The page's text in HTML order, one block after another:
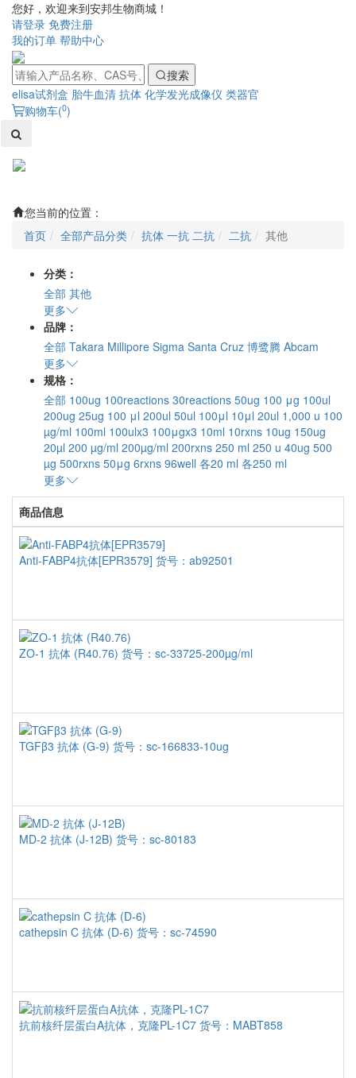
您好，欢迎来到安邦生物商城！
请登录 免费注册
我的订单 帮助中心
搜索
elisa试剂盒 胎牛血清 抗体 化学发光成像仪 类器官
购物车(0)
您当前的位置：
首页
全部产品分类 抗体 一抗 二抗 二抗 其他
分类：
全部 其他
更多
品牌：
全部 Takara Millipore Sigma Santa Cruz 博鹭腾 Abcam
更多
规格：
全部 100ug 100reactions 30reactions 50ug 100 μg 100ul
200ug 25ug 100 μl 200ul 50ul 100μl 10μl 20ul 1,000 u 100
µg/ml 100ml 100ulx3 100μgx3 10ml 10rxns 10ug 150ug
20µl 200 µg/ml 200µg/ml 200rxns 250 ml 250 u 40ug 500
µg 500rxns 50μg 6rxns 96well 各20 ml 各250 ml
更多
商品信息
Anti-FABP4抗体[EPR3579] 货号：ab92501
ZO-1 抗体 (R40.76) 货号：sc-33725-200µg/ml
TGFβ3 抗体 (G-9) 货号：sc-166833-10ug
MD-2 抗体 (J-12B) 货号：sc-80183
cathepsin C 抗体 (D-6) 货号：sc-74590
抗前核纤层蛋白A抗体，克隆PL-1C7 货号：MABT858